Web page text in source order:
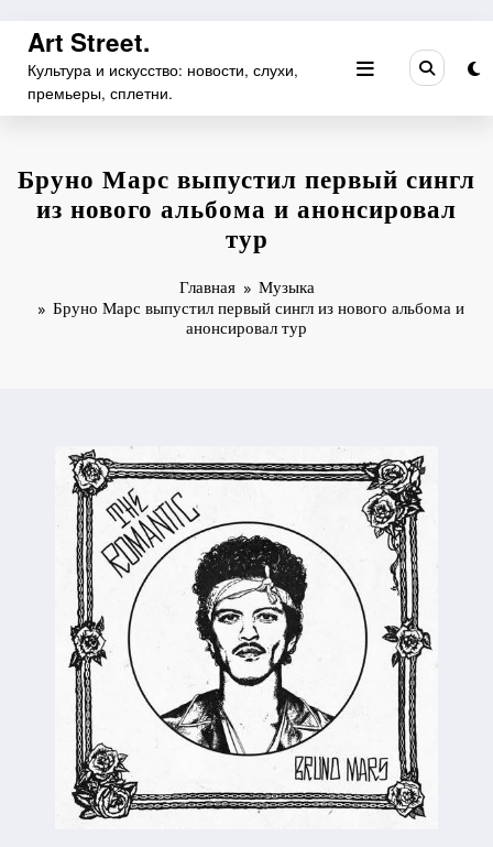
Перейти
содержимому
Art Street.
Культура и искусство: новости, слухи,
премьеры, сплетни.
Бруно Марс выпустил первый сингл
из нового альбома и анонсировал
тур
Главная
Музыка
Бруно Марс выпустил первый сингл из нового альбома и
анонсировал тур